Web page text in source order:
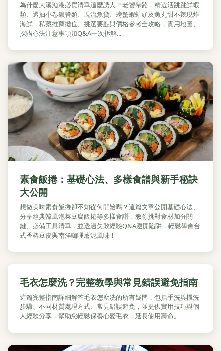
為什麼大溪漁港必買清單這麼誘人？老饕帶路，精選活跳跳鮮蝦
類、透抽小卷鎖管類、現流魚貨、螃蟹蝦蛄頭及魚丸甜不辣現炸
海鮮，私藏推薦攤位、挑選要點與價格參考全攻略，實用地圖、
採購心法注意事項加Q&A一次拆解...
素食飯捲：基礎心法、多樣食譜與新手秘訣
大公開
想做美味素食飯捲卻不知從何開始嗎？這篇文章公開基礎心法、
分享經典韓風泡菜豆腐飯捲等多樣食譜，教你挑對食材加分關
鍵、必備工具清單，並透過失敗經驗Q&A避開陷阱，輕鬆學會台
式香椿豆皮與南洋咖哩薯泥風味！
毛衣怎麼洗？完整教學與常見錯誤避免指南
這篇完整指南詳細解答毛衣怎麼洗的所有疑問，包括手洗與機洗
步驟、不同材質處理方式、常見錯誤避免，並提供實用技巧與個
人經驗分享，幫助您輕鬆保養心愛毛衣，延長使用壽命。